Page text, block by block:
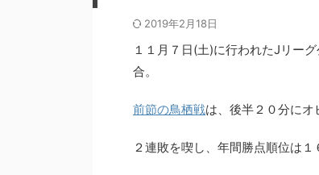
2019年2月18日
１１月７日(土)に行われたJリー
合。
前節の鳥栖戦は、後半２０分にオ
２連敗を喫し、年間勝点順位は１